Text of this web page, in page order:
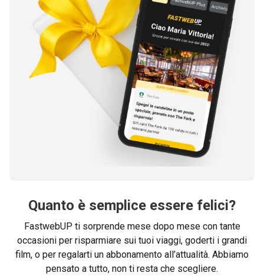
Quanto è semplice essere felici?
FastwebUP ti sorprende mese dopo mese con tante
occasioni per risparmiare sui tuoi viaggi, goderti i grandi
film, o per regalarti un abbonamento all’attualità. Abbiamo
pensato a tutto, non ti resta che scegliere.